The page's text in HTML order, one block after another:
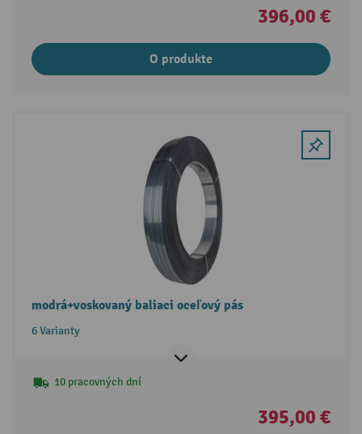
396,00 €
O produkte
modrá+voskovaný baliaci oceľový pás
6 Varianty
10 pracovných dní
395,00 €